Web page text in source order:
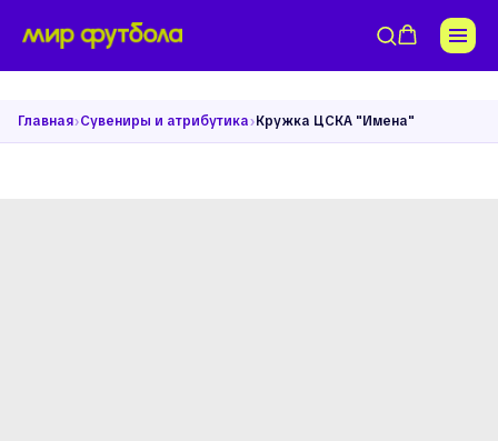
Главная›Сувениры и атрибутика›Кружка ЦСКА "Имена"